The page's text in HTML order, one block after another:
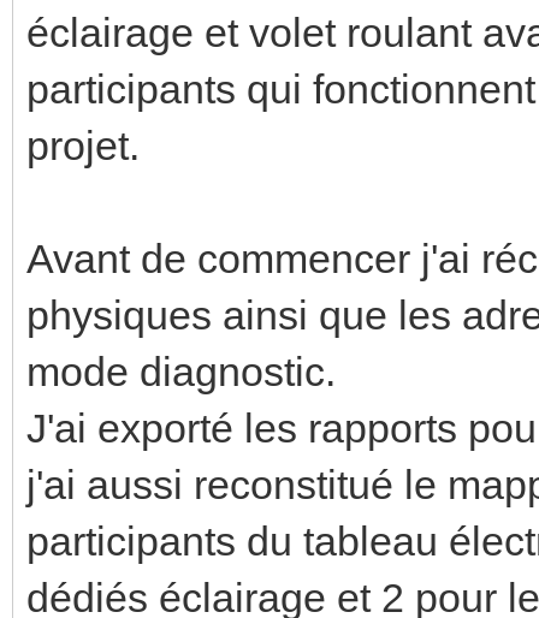
éclairage et volet roulant
participants qui
projet.
Avant de commencer j'ai
physiques ainsi que les
mode diagnostic.
J'ai exporté les rapports
j'ai aussi reconstitué le
participants du tableau
dédiés éclairage et 2 pour